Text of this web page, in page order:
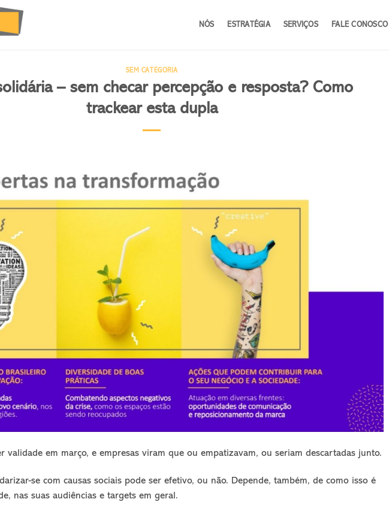
NÓS ESTRATÉGIA SERVIÇOS FALE CONOSCO
SEM CATEGORIA
– sem checar percepção e resposta? Como
trackear esta dupla
validade em março, e empresas viram que ou empatizavam, ou seriam descartadas junto.
se com causas sociais pode ser efetivo, ou não. Depende, também, de como isso é
nas suas audiências e targets em geral.